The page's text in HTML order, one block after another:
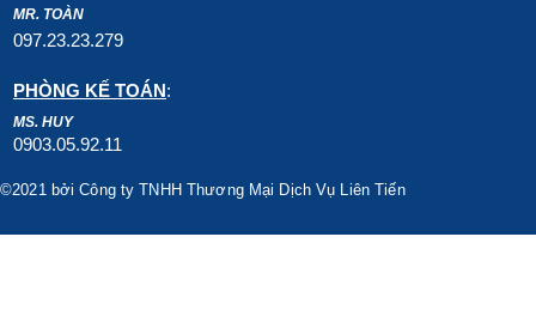
MR. TOÀN
097.23.23.279
PHÒNG KẾ TOÁN:
MS. HUY
0903.05.92.11
©2021 bởi Công ty TNHH Thương Mại Dịch Vụ Liên Tiến